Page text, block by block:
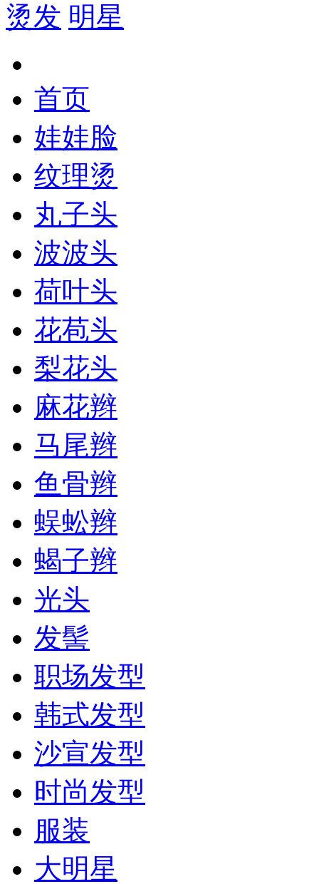
烫发 明星
首页
娃娃脸
纹理烫
丸子头
波波头
荷叶头
花苞头
梨花头
麻花辫
马尾辫
鱼骨辫
蜈蚣辫
蝎子辫
光头
发髻
职场发型
韩式发型
沙宣发型
时尚发型
服装
大明星